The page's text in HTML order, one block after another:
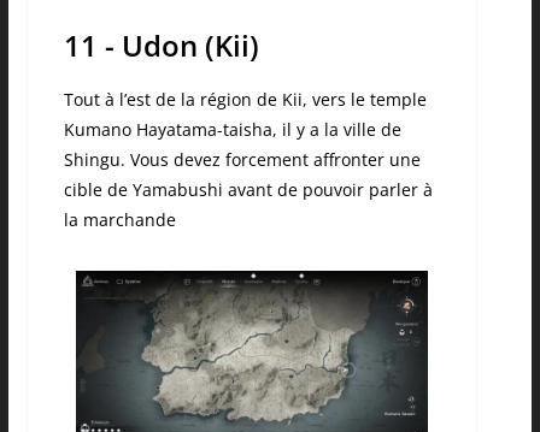
11 - Udon (Kii)
Tout à l’est de la région de Kii, vers le temple
Kumano Hayatama-taisha, il y a la ville de
Shingu. Vous devez forcement affronter une
cible de Yamabushi avant de pouvoir parler à
la marchande